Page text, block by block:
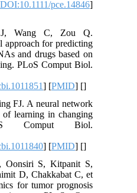
[DOI:10.1111/pce.14846
J, Wang C, Zou Q.
approach for predicting
and drugs based on
PLoS Comput Biol.
] [PMID] [
FJ. A neural network
of learning in changing
Comput Biol.
] [PMID] [
Oonsiri S, Kitpanit S,
D, Chakkabat C, et
for tumor prognosis